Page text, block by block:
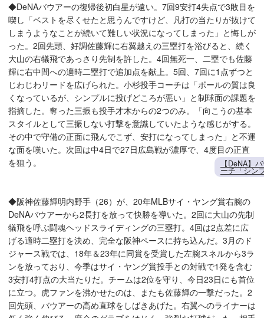
◆DeNAバウアーの復帰後初白星が遠い。7回9安打4失点で3敗目を
喫し「ベストを尽くせたと思うんですけど、凡打の当たりが抜けて
しまうようなことが続いて難しい状況になってしまった」と悔しが
った。2回先頭、好調佐藤輝に右翼越えの三塁打を浴びると、続く
大山の右犠飛であっさり先制を許した。4回無死一、二塁でも佐藤
輝に右中間への適時二塁打で追加点を献上。5回、7回に1点ずつと
じわじわリードを広げられた。小杉投手コーチは「ボールの質は良
くなっているが、シンプルに投げどころが悪い」と制球面の課題を
指摘した。奪った三振も投手才木からの2つのみ。「向こうの基本
スタイルとして三振しない打撃を意識していたような感じがする。
その中で守備の正面に飛んでこず、安打になってしまった」と不運
な面を嘆いた。次回は中4日で27日広島戦が濃厚で、4度目の正直
を狙う。
【DeNA】
ーチ「シン
◆阪神佐藤輝明内野手（26）が、20年MLBサイ・ヤング賞右腕の
DeNAバウアーから2長打を放って快勝を導いた。2回に大山の先制
犠飛を呼ぶ闘魂ヘッドスライディングの三塁打。4回は2点差に広
げる適時二塁打を決め、完全な阪神ペースに持ち込んだ。3月のド
ジャース戦では、18年＆23年に同賞を受賞した左腕スネルから3ラ
ンを放っており、今季はサイ・ヤング賞投手との対戦で1発を含む
3安打4打点の大当たりだ。チームは2位を守り、今日23日にも首位
に立つ。虎ファンを沸かせたのは、またも佐藤輝の一撃だった。2
回先頭、バウアーの高め直球をしばきあげた。右翼へのライナーは